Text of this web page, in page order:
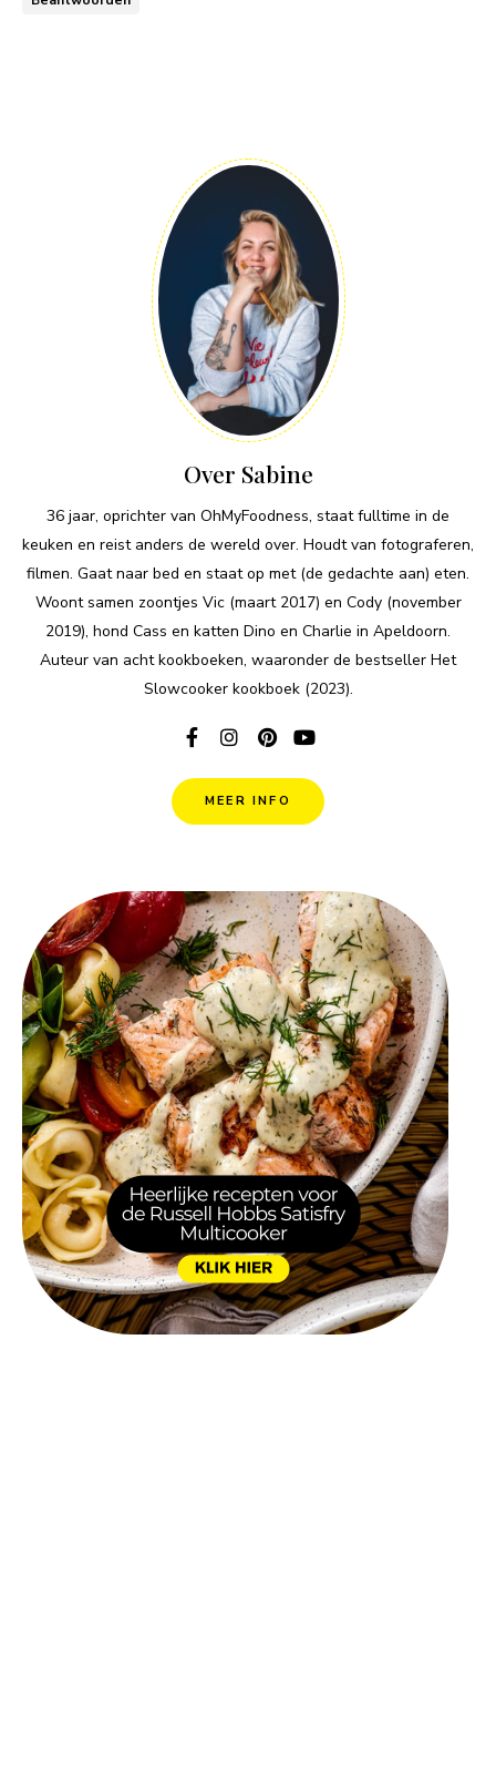
Over Sabine
36 jaar, oprichter van OhMyFoodness, staat fulltime in de
keuken en reist anders de wereld over. Houdt van fotograferen,
filmen. Gaat naar bed en staat op met (de gedachte aan) eten.
Woont samen zoontjes Vic (maart 2017) en Cody (november
2019), hond Cass en katten Dino en Charlie in Apeldoorn.
Auteur van acht kookboeken, waaronder de bestseller Het
Slowcooker kookboek (2023).
MEER INFO